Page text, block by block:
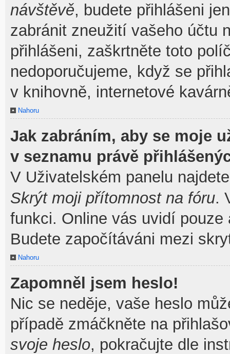
návštěvě, budete přihlášeni
zabránit zneužití vašeho účtu
přihlášeni, zaškrtněte toto
nedoporučujeme, když se
v knihovně, internetové
Nahoru
Jak zabráním, aby se moje
v seznamu právě
V Uživatelském panelu
Skrýt moji přítomnost na fóru.
funkci. Online vás uvidí
Budete započítáváni mezi
Nahoru
Zapomněl jsem heslo!
Nic se neděje, vaše heslo
případě zmáčkněte na
svoje heslo, pokračujte dle